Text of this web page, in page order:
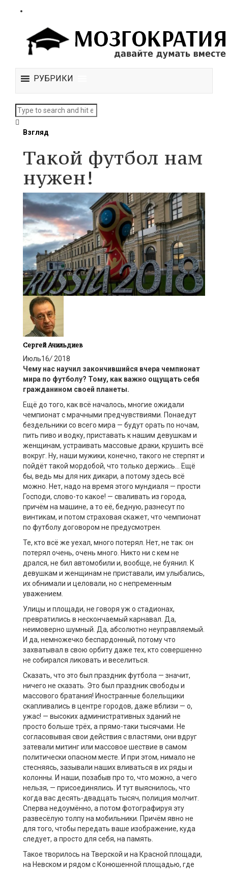
РУБРИКИ
Взгляд
Такой футбол нам
нужен!
Сергей Ачильдиев
Июль16/ 2018
Чему нас научил закончившийся вчера чемпионат
мира по футболу? Тому, как важно ощущать себя
гражданином своей планеты.
Ещё до того, как всё началось, многие ожидали
чемпионат с мрачными предчувствиями. Понаедут
бездельники со всего мира — будут орать по ночам,
пить пиво и водку, приставать к нашим девушкам и
женщинам, устраивать массовые драки, крушить всё
вокруг. Ну, наши мужики, конечно, такого не стерпят и
пойдёт такой мордобой, что только держись… Ещё
бы, ведь мы для них дикари, а потому здесь всё
можно. Нет, надо на время этого мундиаля — прости
Господи, слово-то какое! — сваливать из города,
причём на машине, а то её, бедную, разнесут по
винтикам, и потом страховая скажет, что чемпионат
по футболу договором не предусмотрен.
Те, кто всё же уехал, много потерял. Нет, не так: он
потерял очень, очень много. Никто ни с кем не
дрался, не бил автомобили и, вообще, не буянил. К
девушкам и женщинам не приставали, им улыбались,
их обнимали и целовали, но с непременным
уважением.
Улицы и площади, не говоря уж о стадионах,
превратились в нескончаемый карнавал. Да,
неимоверно шумный. Да, абсолютно неуправляемый.
И да, немножечко беспардонный, потому что
захватывал в свою орбиту даже тех, кто совершенно
не собирался ликовать и веселиться.
Сказать, что это был праздник футбола — значит,
ничего не сказать. Это был праздник свободы и
массового братания! Иностранные болельщики
скапливались в центре городов, даже вблизи — о,
ужас! — высоких административных зданий не
просто больше трёх, а прямо-таки тысячами. Не
согласовывая свои действия с властями, они вдруг
затевали митинг или массовое шествие в самом
политически опасном месте. И при этом, нимало не
стесняясь, зазывали наших вливаться в их ряды и
колонны. И наши, позабыв про то, что можно, а чего
нельзя, — присоединялись. И тут выяснилось, что
когда вас десять-двадцать тысяч, полиция молчит.
Сперва недоумённо, а потом фотографируя эту
развесёлую толпу на мобильники. Причём явно не
для того, чтобы передать ваше изображение, куда
следует, а просто для себя, на память.
Такое творилось на Тверской и на Красной площади,
на Невском и рядом с Конюшенной площадью, где